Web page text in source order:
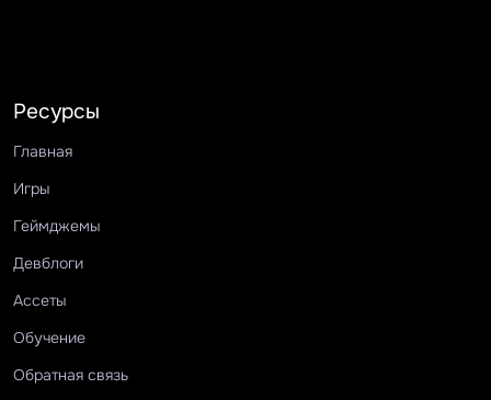
Ресурсы
Главная
Игры
Геймджемы
Девблоги
Ассеты
Обучение
Обратная связь